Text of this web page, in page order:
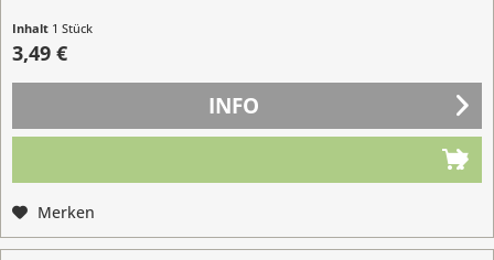
Inhalt 1 Stück
3,49 €
INFO
Merken